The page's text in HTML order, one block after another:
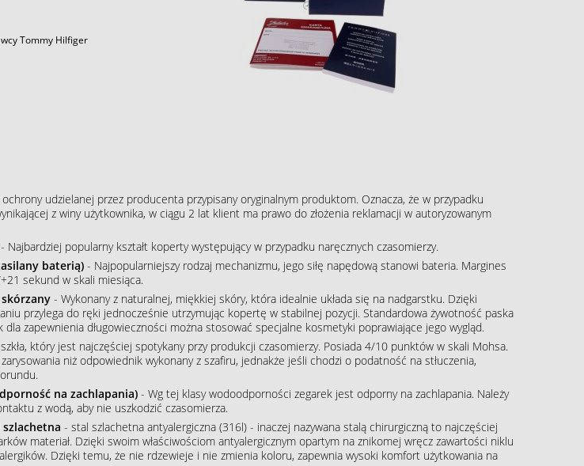
Tommy Hilfiger
udzielanej przez producenta przypisany oryginalnym produktom. Oznacza, że w przypadku
z winy użytkownika, w ciągu 2 lat klient ma prawo do złożenia reklamacji w autoryzowanym
- Najbardziej popularny kształt koperty występujący w przypadku naręcznych czasomierzy.
baterią)- Najpopularniejszy rodzaj mechanizmu, jego siłę napędową stanowi bateria. Margines
sekund w skali miesiąca.
- Wykonany z naturalnej, miękkiej skóry, która idealnie układa się na nadgarstku. Dzięki
przylega do ręki jednocześnie utrzymując kopertę w stabilnej pozycji. Standardowa żywotność paska
zapewnienia długowieczności można stosować specjalne kosmetyki poprawiające jego wygląd.
który jest najczęściej spotykany przy produkcji czasomierzy. Posiada 4/10 punktów w skali Mohsa.
niż odpowiednik wykonany z szafiru, jednakże jeśli chodzi o podatność na stłuczenia,
na zachlapania)- Wg tej klasy wodoodporności zegarek jest odporny na zachlapania. Należy
z wodą, aby nie uszkodzić czasomierza.
- stal szlachetna antyalergiczna (316l) - inaczej nazywana stalą chirurgiczną to najczęściej
materiał. Dzięki swoim właściwościom antyalergicznym opartym na znikomej wręcz zawartości niklu
Dzięki temu, że nie rdzewieje i nie zmienia koloru, zapewnia wysoki komfort użytkowania na